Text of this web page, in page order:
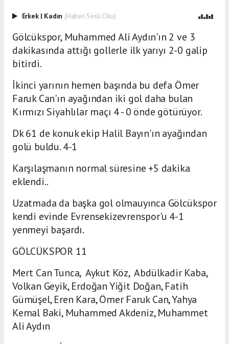
Erkek | Kadın (Haberi Sesli Oku)
Gölcükspor, Muhammed Ali Aydın'ın 2 ve 3
dakikasında attığı gollerle ilk yarıyı 2-0 galip
bitirdi.
İkinci yarının hemen başında bu defa Ömer
Faruk Can'ın ayağından iki gol daha bulan
Kırmızı Siyahlılar maçı 4 - 0 önde götürüyor.
Dk 61 de konuk ekip Halil Bayın'ın ayağından
golü buldu. 4-1
Karşılaşmanın normal süresine +5 dakika
eklendi..
Uzatmada da başka gol olmauyınca Gölcükspor
kendi evinde Evrensekizevrenspor'u 4-1
yenmeyi başardı.
GÖLCÜKSPOR 11
Mert Can Tunca, Aykut Köz, Abdülkadir Kaba,
Volkan Geyik, Erdoğan Yiğit Doğan, Fatih
Gümüşel, Eren Kara, Ömer Faruk Can, Yahya
Kemal Baki, Muhammed Akdeniz, Muhammet
Ali Aydın